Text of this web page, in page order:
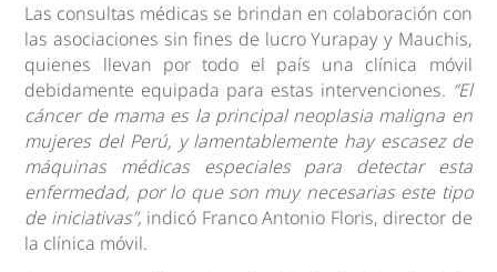
Las consultas médicas se brindan en colaboración con
las asociaciones sin fines de lucro Yurapay y Mauchis,
quienes llevan por todo el país una clínica móvil
debidamente equipada para estas intervenciones. “El
cáncer de mama es la principal neoplasia maligna en
mujeres del Perú, y lamentablemente hay escasez de
máquinas médicas especiales para detectar esta
enfermedad, por lo que son muy necesarias este tipo
de iniciativas”, indicó Franco Antonio Floris, director de
la clínica móvil.